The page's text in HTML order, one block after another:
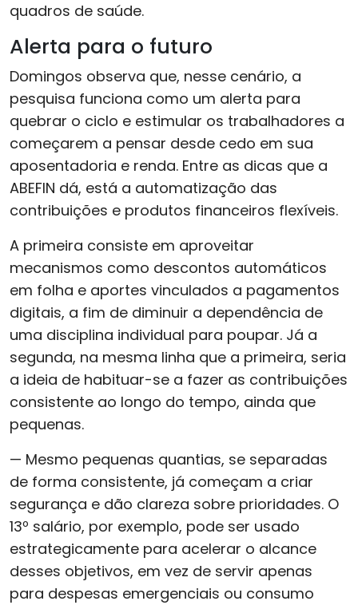
quadros de saúde.
Alerta para o futuro
Domingos observa que, nesse cenário, a
pesquisa funciona como um alerta para
quebrar o ciclo e estimular os trabalhadores a
começarem a pensar desde cedo em sua
aposentadoria e renda. Entre as dicas que a
ABEFIN dá, está a automatização das
contribuições e produtos financeiros flexíveis.
A primeira consiste em aproveitar
mecanismos como descontos automáticos
em folha e aportes vinculados a pagamentos
digitais, a fim de diminuir a dependência de
uma disciplina individual para poupar. Já a
segunda, na mesma linha que a primeira, seria
a ideia de habituar-se a fazer as contribuições
consistente ao longo do tempo, ainda que
pequenas.
— Mesmo pequenas quantias, se separadas
de forma consistente, já começam a criar
segurança e dão clareza sobre prioridades. O
13º salário, por exemplo, pode ser usado
estrategicamente para acelerar o alcance
desses objetivos, em vez de servir apenas
para despesas emergenciais ou consumo